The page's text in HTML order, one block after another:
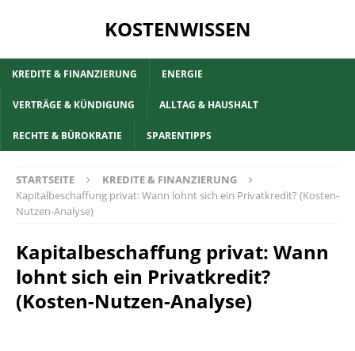
KOSTENWISSEN
KREDITE & FINANZIERUNG ENERGIE
VERTRÄGE & KÜNDIGUNG ALLTAG & HAUSHALT
RECHTE & BÜROKRATIE SPARENTIPPS
STARTSEITE
KREDITE & FINANZIERUNG
Kapitalbeschaffung privat: Wann lohnt sich ein Privatkredit? (Kosten-
Nutzen-Analyse)
Kapitalbeschaffung privat: Wann
lohnt sich ein Privatkredit?
(Kosten-Nutzen-Analyse)